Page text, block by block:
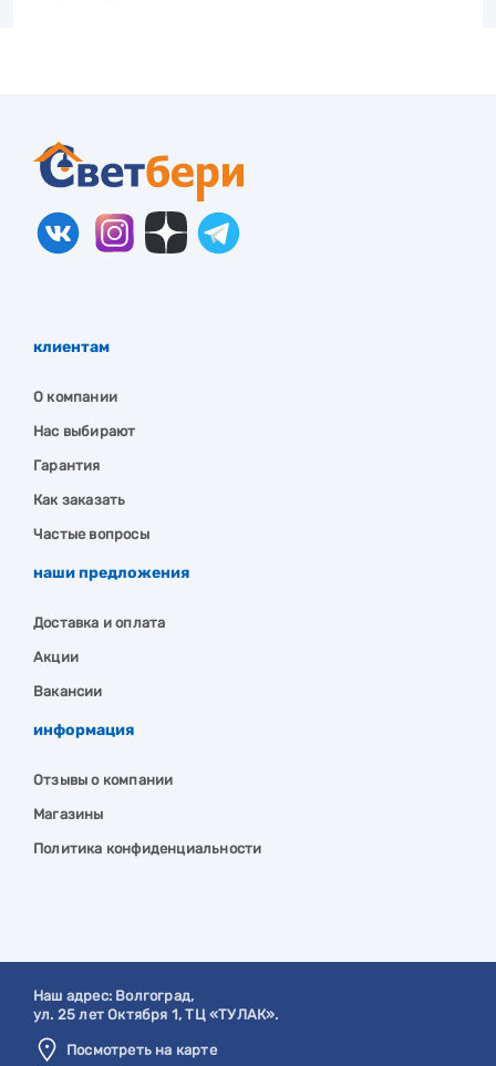
клиентам
О компании
Нас выбирают
Гарантия
Как заказать
Частые вопросы
наши предложения
Доставка и оплата
Акции
Вакансии
информация
Отзывы о компании
Магазины
Политика конфиденциальности
Наш адрес: Волгоград,
ул. 25 лет Октября 1, ТЦ «ТУЛАК».
Посмотреть на карте